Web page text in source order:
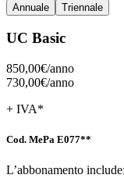
Annuale Triennale
UC Basic
850,00€/anno
730,00€/anno
+ IVA*
Cod. MePa E077**
L’abbonamento include: